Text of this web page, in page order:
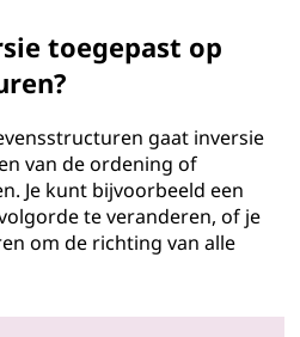
toegepast op
gaat inversie
van de ordening of
Je kunt bijvoorbeeld een
te veranderen, of je
om de richting van alle